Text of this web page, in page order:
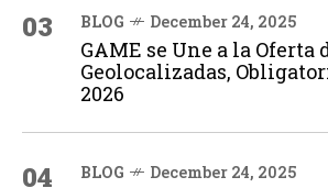
03 BLOG December 24, 2025
GAME se Une a la Oferta
Geolocalizadas,
2026
04 BLOG December 24, 2025